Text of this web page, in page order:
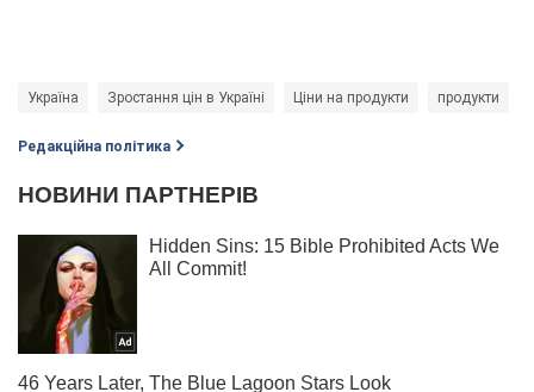
Україна Зростання цін в Україні Ціни на продукти продукти
Редакційна політика